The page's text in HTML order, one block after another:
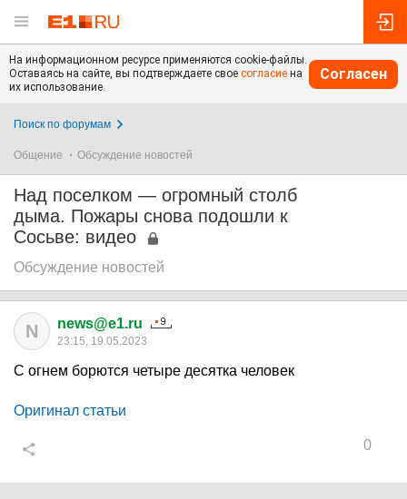
На информационном ресурсе применяются cookie-файлы.
Оставаясь на сайте, вы подтверждаете свое согласие на
их использование.
Согласен
Поиск по форумам
Общение Обсуждение новостей
Над поселком — огромный столб
дыма. Пожары снова подошли к
Сосьве: видео
Обсуждение новостей
N news@e1.ru
23:15, 19.05.2023
С огнем борются четыре десятка человек
Оригинал статьи
0